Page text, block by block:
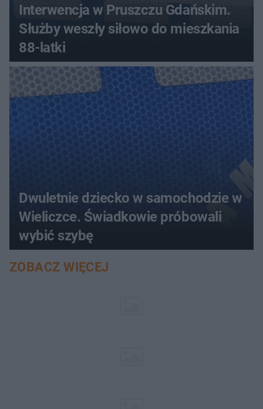
Interwencja w Pruszczu Gdańskim.
Służby weszły siłowo do mieszkania
88-latki
Dwuletnie dziecko w samochodzie w
Wieliczce. Świadkowie próbowali
wybić szybę
ZOBACZ WIĘCEJ